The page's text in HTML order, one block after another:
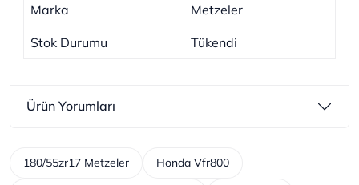
Marka Metzeler
Stok Durumu Tükendi
Ürün Yorumları
180/55zr17 Metzeler Honda Vfr800